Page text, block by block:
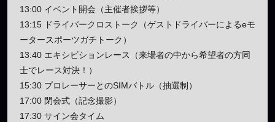
13:00 イベント開会（主催者挨拶等）
13:15 ドライバークロストーク（ゲストドライバーによるeモ
ータースポーツガチトーク）
13:40 エキシビションレース（来場者の中から希望者の方同
士でレース対決！）
15:30 プロレーサーとのSIMバトル（抽選制）
17:00 閉会式（記念撮影）
17:30 サイン会タイム